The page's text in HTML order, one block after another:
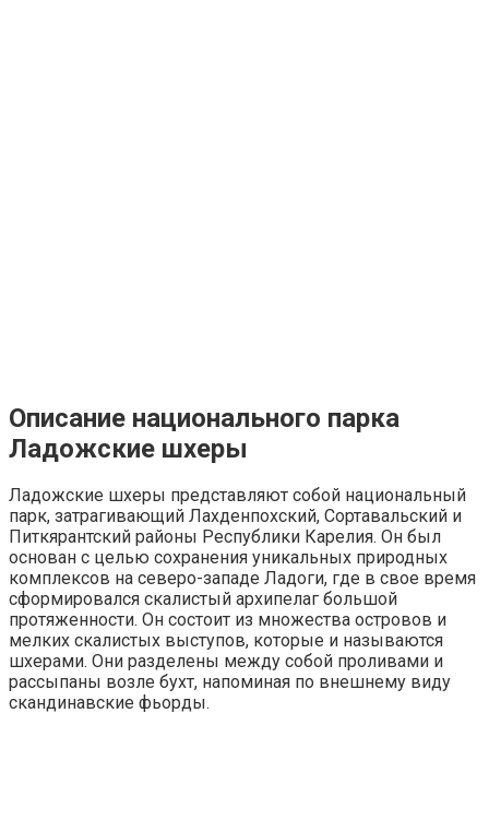
Описание национального парка
Ладожские шхеры
Ладожские шхеры представляют собой национальный
парк, затрагивающий Лахденпохский, Сортавальский и
Питкярантский районы Республики Карелия. Он был
основан с целью сохранения уникальных природных
комплексов на северо-западе Ладоги, где в свое время
сформировался скалистый архипелаг большой
протяженности. Он состоит из множества островов и
мелких скалистых выступов, которые и называются
шхерами. Они разделены между собой проливами и
рассыпаны возле бухт, напоминая по внешнему виду
скандинавские фьорды.